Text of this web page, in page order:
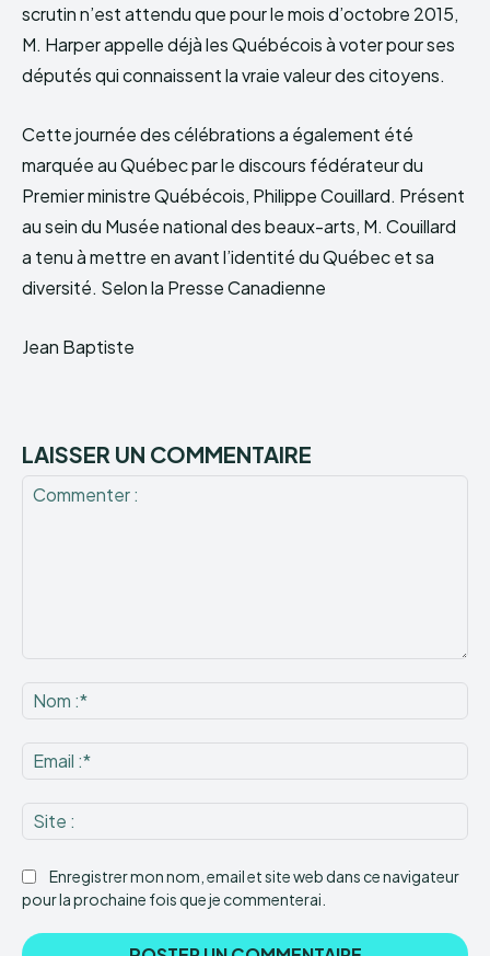
scrutin n’est attendu que pour le mois d’octobre 2015,
M. Harper appelle déjà les Québécois à voter pour ses
députés qui connaissent la vraie valeur des citoyens.
Cette journée des célébrations a également été
marquée au Québec par le discours fédérateur du
Premier ministre Québécois, Philippe Couillard. Présent
au sein du Musée national des beaux-arts, M. Couillard
a tenu à mettre en avant l’identité du Québec et sa
diversité. Selon la Presse Canadienne
Jean Baptiste
LAISSER UN COMMENTAIRE
:*
:*
:
Enregistrer mon nom, email et site web dans ce navigateur
pour la prochaine fois que je commenterai.